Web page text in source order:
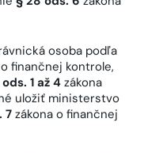
osoba podľa
finančnej kontrole,
1 až 4zákona
uložiť ministerstvo
7 zákona o finančnej